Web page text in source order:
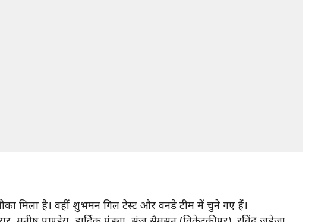
मिला है। वहीं शुभमन गिल टेस्ट और वनडे टीम में चुने गए हैं।